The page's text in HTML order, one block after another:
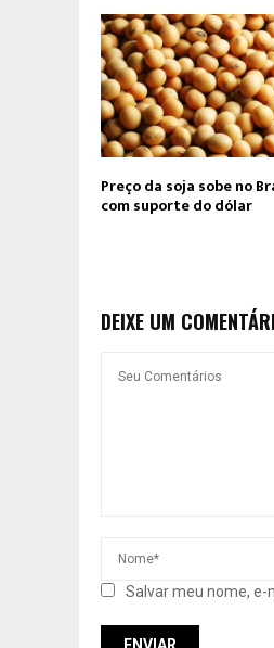
Preço da soja sobe no
com suporte do dólar
DEIXE UM
Salvar meu nome,